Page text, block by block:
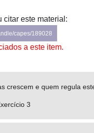
citar este material:
capes/189028
a este item.
crescem e quem regula
3